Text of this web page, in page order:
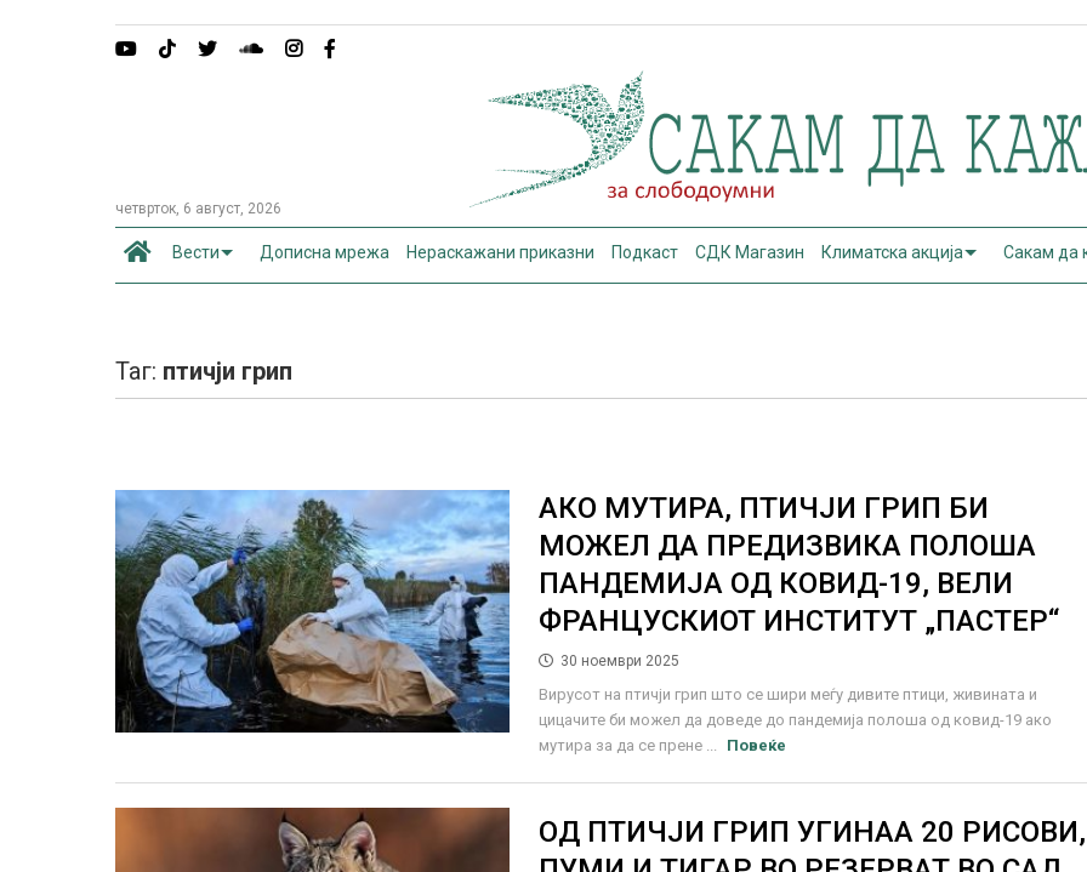
четврток, 6 август, 2026
Вести Дописна мрежа Нераскажани приказни Подкаст СДК Магазин Климатска акција Сакам да
Таг: птичји грип
АКО МУТИРА, ПТИЧЈИ ГРИП БИ
МОЖЕЛ ДА ПРЕДИЗВИКА ПОЛОША
ПАНДЕМИЈА ОД КОВИД-19, ВЕЛИ
ФРАНЦУСКИОТ ИНСТИТУТ „ПАСТЕР“
30 ноември 2025
Вирусот на птичји грип што се шири меѓу дивите птици, живината и
цицачите би можел да доведе до пандемија полоша од ковид-19 ако
мутира за да се прене ...
Повеќе
ОД ПТИЧЈИ ГРИП УГИНАА 20 РИСОВИ,